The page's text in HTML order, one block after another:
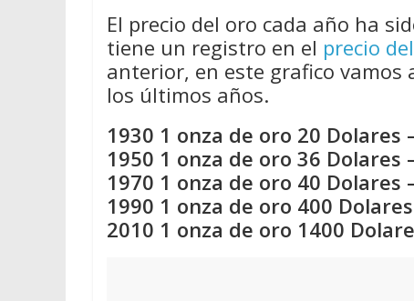
El precio del oro cada año ha
tiene un registro en el precio
anterior, en este grafico vamos
los últimos años.
1930 1 onza de oro 20 Dolares
1950 1 onza de oro 36 Dolares
1970 1 onza de oro 40 Dolares
1990 1 onza de oro 400
2010 1 onza de oro 1400